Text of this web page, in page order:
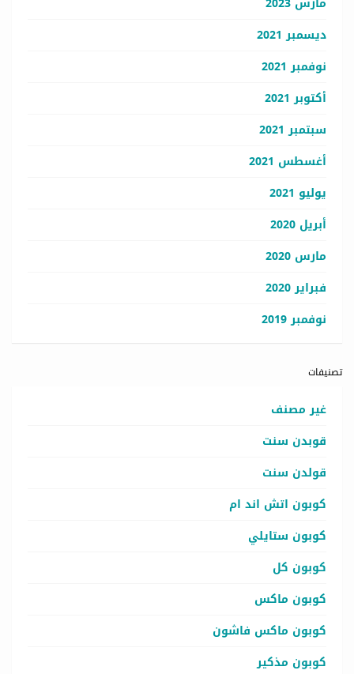
ديسمبر 2021
نوفمبر 2021
أكتوبر 2021
سبتمبر 2021
أغسطس 2021
يوليو 2021
أبريل 2020
مارس 2020
فبراير 2020
نوفمبر 2019
تصنيفات
غير مصنف
قوبدن سنت
قولدن سنت
كوبون اتش اند ام
كوبون ستايلي
كوبون كل
كوبون ماكس
كوبون ماكس فاشون
كوبون مذكير